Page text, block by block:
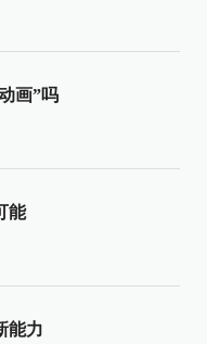
画”吗
能
能力